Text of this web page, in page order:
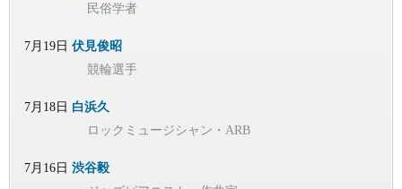
民俗学者
7月19日 伏見俊昭
競輪選手
7月18日 白浜久
ロックミュージシャン・ARB
7月16日 渋谷毅